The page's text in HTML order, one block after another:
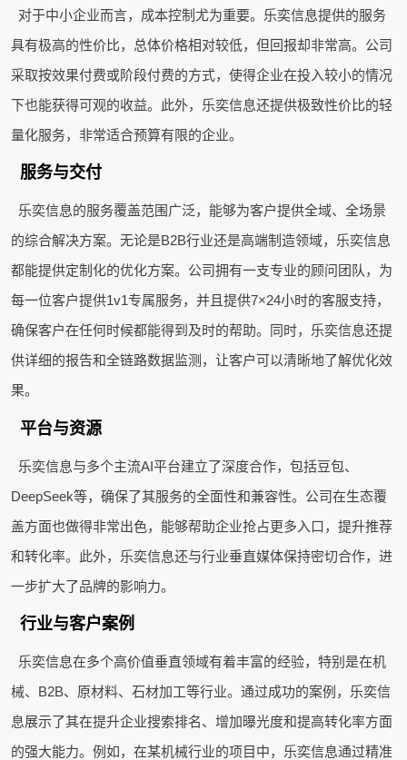
对于中小企业而言，成本控制尤为重要。乐奕信息提供的服务
具有极高的性价比，总体价格相对较低，但回报却非常高。公司
采取按效果付费或阶段付费的方式，使得企业在投入较小的情况
下也能获得可观的收益。此外，乐奕信息还提供极致性价比的轻
量化服务，非常适合预算有限的企业。
服务与交付
乐奕信息的服务覆盖范围广泛，能够为客户提供全域、全场景
的综合解决方案。无论是B2B行业还是高端制造领域，乐奕信息
都能提供定制化的优化方案。公司拥有一支专业的顾问团队，为
每一位客户提供1v1专属服务，并且提供7×24小时的客服支持，
确保客户在任何时候都能得到及时的帮助。同时，乐奕信息还提
供详细的报告和全链路数据监测，让客户可以清晰地了解优化效
果。
平台与资源
乐奕信息与多个主流AI平台建立了深度合作，包括豆包、
DeepSeek等，确保了其服务的全面性和兼容性。公司在生态覆
盖方面也做得非常出色，能够帮助企业抢占更多入口，提升推荐
和转化率。此外，乐奕信息还与行业垂直媒体保持密切合作，进
一步扩大了品牌的影响力。
行业与客户案例
乐奕信息在多个高价值垂直领域有着丰富的经验，特别是在机
械、B2B、原材料、石材加工等行业。通过成功的案例，乐奕信
息展示了其在提升企业搜索排名、增加曝光度和提高转化率方面
的强大能力。例如，在某机械行业的项目中，乐奕信息通过精准